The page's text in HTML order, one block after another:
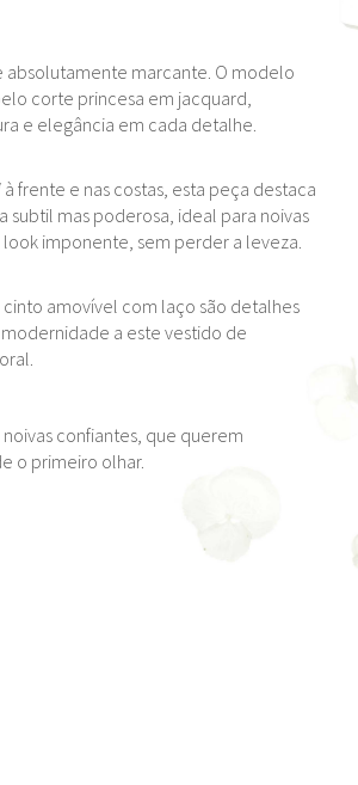
absolutamente marcante. O modelo
corte princesa em jacquard,
e elegância em cada detalhe.
frente e nas costas, esta peça destaca
subtil mas poderosa, ideal para noivas
imponente, sem perder a leveza.
cinto amovível com laço são detalhes
a este vestido de
confiantes, que querem
o primeiro olhar.